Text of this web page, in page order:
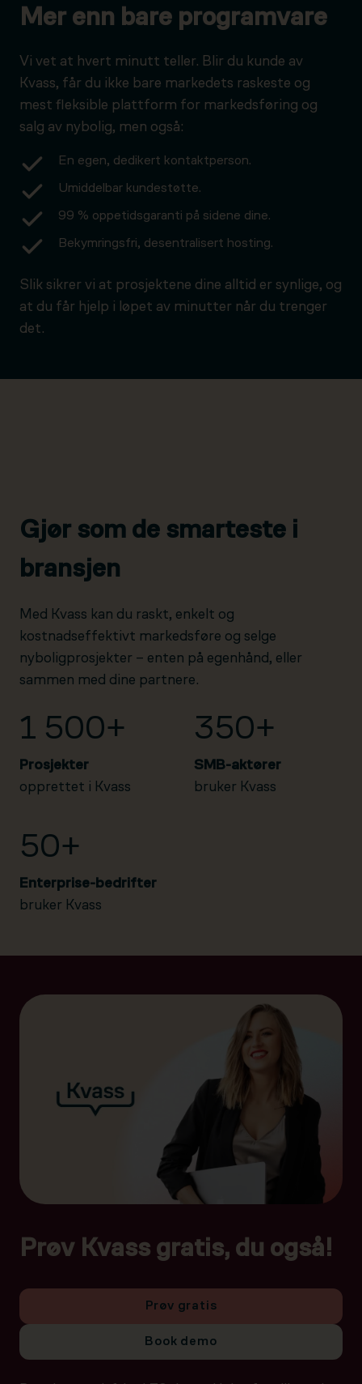
Mer enn bare programvare
Vi vet at hvert minutt teller. Blir du kunde av
Kvass, får du ikke bare markedets raskeste og
mest fleksible plattform for markedsføring og
salg av nybolig, men også:
En egen, dedikert kontaktperson.
Umiddelbar kundestøtte.
99 % oppetidsgaranti på sidene dine.
Bekymringsfri, desentralisert hosting.
Slik sikrer vi at prosjektene dine alltid er synlige, og
at du får hjelp i løpet av minutter når du trenger
det.
Gjør som de smarteste i
bransjen
Med Kvass kan du raskt, enkelt og
kostnadseffektivt markedsføre og selge
nyboligprosjekter – enten på egenhånd, eller
sammen med dine partnere.
1 500+
Prosjekter
opprettet i Kvass
350+
SMB-aktører
bruker Kvass
50+
Enterprise-bedrifter
bruker Kvass
Prøv Kvass gratis, du også!
Prøv gratis
Book demo